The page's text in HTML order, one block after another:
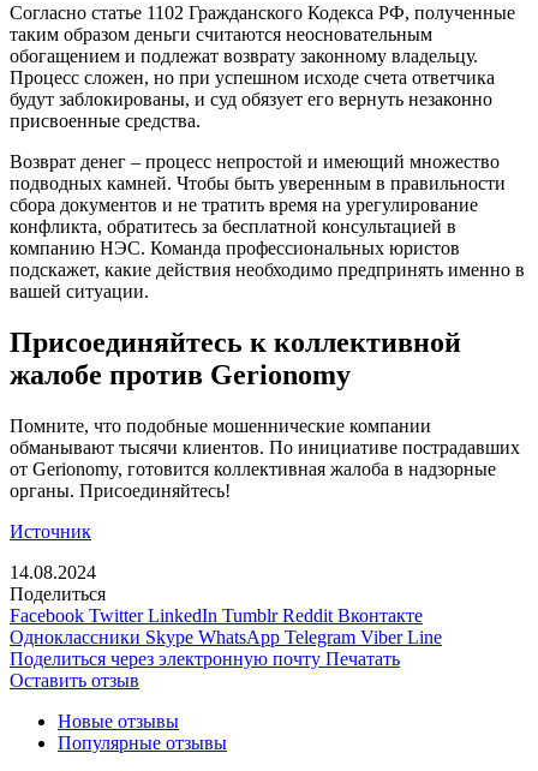
Согласно статье 1102 Гражданского Кодекса РФ, полученные
таким образом деньги считаются неосновательным
обогащением и подлежат возврату законному владельцу.
Процесс сложен, но при успешном исходе счета ответчика
будут заблокированы, и суд обязует его вернуть незаконно
присвоенные средства.
Возврат денег – процесс непростой и имеющий множество
подводных камней. Чтобы быть уверенным в правильности
сбора документов и не тратить время на урегулирование
конфликта, обратитесь за бесплатной консультацией в
компанию НЭС. Команда профессиональных юристов
подскажет, какие действия необходимо предпринять именно в
вашей ситуации.
Присоединяйтесь к коллективной
жалобе против Gerionomy
Помните, что подобные мошеннические компании
обманывают тысячи клиентов. По инициативе пострадавших
от Gerionomy, готовится коллективная жалоба в надзорные
органы. Присоединяйтесь!
Источник
14.08.2024
Поделиться
Facebook Twitter LinkedIn Tumblr Reddit Вконтакте
Одноклассники Skype WhatsApp Telegram Viber Line
Поделиться через электронную почту Печатать
Оставить отзыв
Новые отзывы
Популярные отзывы